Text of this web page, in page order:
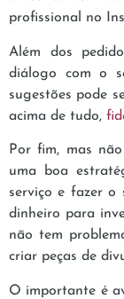
profissional no
Além dos
diálogo com o
sugestões pode
acima de tudo,
Por fim, mas
uma boa
serviço e fazer o
dinheiro para
não tem
criar peças de
O importante é